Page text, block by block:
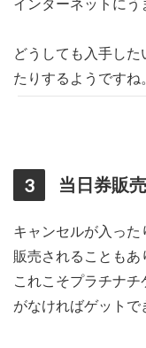
インターネットに
どうしても入手し
たりするようですね
当日券販売
キャンセルが入っ
販売されることもあ
これこそプラチナ
がなければゲットで